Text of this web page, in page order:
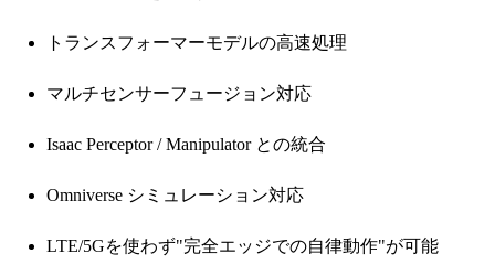
トランスフォーマーモデルの高速処理
マルチセンサーフュージョン対応
Isaac Perceptor / Manipulator との統合
Omniverse シミュレーション対応
LTE/5Gを使わず"完全エッジでの自律動作"が可能